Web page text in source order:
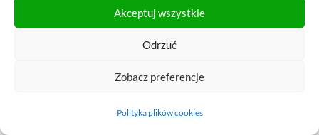
Akceptuj wszystkie
Odrzuć
Zobacz preferencje
Polityka plików cookies
zachowanie większości akcji dostępnych na świecie. Dzięki
czasu na częste analizowanie ich wyników.
pasywny sposób będą one po prostu odwzorowywać wyniki